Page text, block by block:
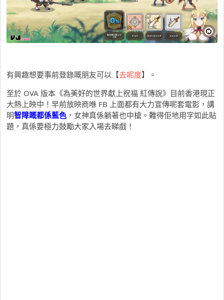
有興趣想要事前登錄嘅朋友可以【去呢度】。
至於 OVA 版本《為美好的世界獻上祝福 紅傳說》目前香港現正
大熱上映中！早前放映商喺 FB 上面都有大力宣傳呢套電影，講
明智障嘅都係藍色 ，女神真係躺著也中槍。難得佢地用字如此貼
題，真係要極力鼓勵大家入場去睇戲！